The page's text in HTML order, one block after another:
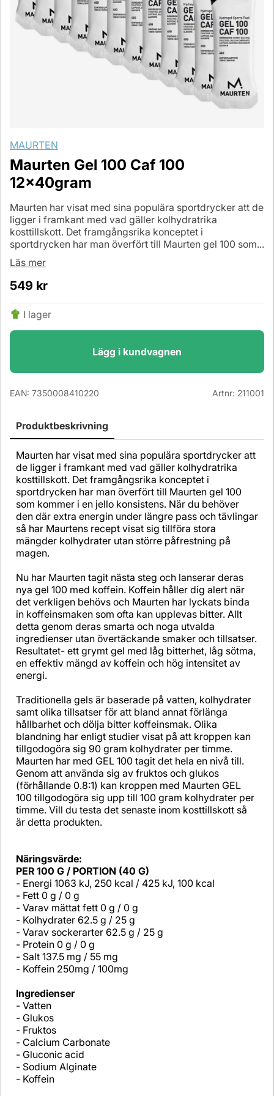
MAURTEN
Maurten Gel 100 Caf 100
12x40gram
Maurten har visat med sina populära sportdrycker att de
ligger i framkant med vad gäller kolhydratrika
kosttillskott. Det framgångsrika konceptet i
sportdrycken har man överfört till Maurten gel 100 som...
Läs mer
549 kr
I lager
Lägg i kundvagnen
EAN: 7350008410220 Artnr: 211001
Produktbeskrivning
Maurten har visat med sina populära sportdrycker att
de ligger i framkant med vad gäller kolhydratrika
kosttillskott. Det framgångsrika konceptet i
sportdrycken har man överfört till Maurten gel 100
som kommer i en jello konsistens. När du behöver
den där extra energin under längre pass och tävlingar
så har Maurtens recept visat sig tillföra stora
mängder kolhydrater utan större påfrestning på
magen.
Nu har Maurten tagit nästa steg och lanserar deras
nya gel 100 med koffein. Koffein håller dig alert när
det verkligen behövs och Maurten har lyckats binda
in koffeinsmaken som ofta kan upplevas bitter. Allt
detta genom deras smarta och noga utvalda
ingredienser utan övertäckande smaker och tillsatser.
Resultatet- ett grymt gel med låg bitterhet, låg sötma,
en effektiv mängd av koffein och hög intensitet av
energi.
Traditionella gels är baserade på vatten, kolhydrater
samt olika tillsatser för att bland annat förlänga
hållbarhet och dölja bitter koffeinsmak. Olika
blandning har enligt studier visat på att kroppen kan
tillgodogöra sig 90 gram kolhydrater per timme.
Maurten har med GEL 100 tagit det hela en nivå till.
Genom att använda sig av fruktos och glukos
(förhållande 0.8:1) kan kroppen med Maurten GEL
100 tillgodogöra sig upp till 100 gram kolhydrater per
timme. Vill du testa det senaste inom kosttillskott så
är detta produkten.
Näringsvärde:
PER 100 G / PORTION (40 G)
- Energi 1063 kJ, 250 kcal / 425 kJ, 100 kcal
- Fett 0 g / 0 g
- Varav mättat fett 0 g / 0 g
- Kolhydrater 62.5 g / 25 g
- Varav sockerarter 62.5 g / 25 g
- Protein 0 g / 0 g
- Salt 137.5 mg / 55 mg
- Koffein 250mg / 100mg
Ingredienser
- Vatten
- Glukos
- Fruktos
- Calcium Carbonate
- Gluconic acid
- Sodium Alginate
- Koffein